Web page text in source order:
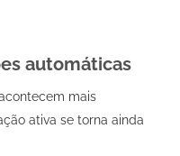
automáticas
mais
ativa se torna ainda